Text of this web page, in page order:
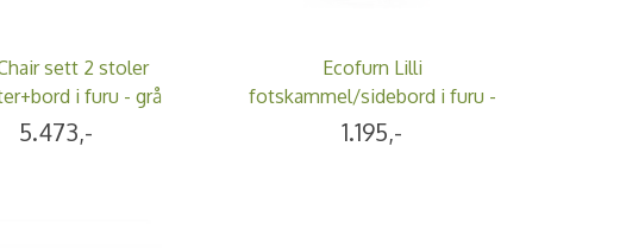
sett 2 stoler
i furu - grå
5.473,-
Ecofurn Lilli
fotskammel/sidebord i furu -
grå
1.195,-